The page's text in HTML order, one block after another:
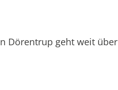
Dörentrup geht weit über